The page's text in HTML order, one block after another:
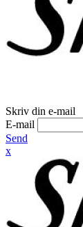
Skriv din e-mail
E-mail
Send
x